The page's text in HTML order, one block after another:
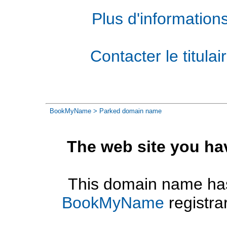
Plus
Contacter le
BookMyName > Parked domain name
The web site you
This domain name
BookMyName